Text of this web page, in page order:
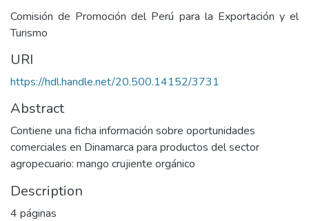
Comisión de Promoción del Perú para la Exportación y el
Turismo
URI
https://hdl.handle.net/20.500.14152/3731
Abstract
Contiene una ficha información sobre oportunidades
comerciales en Dinamarca para productos del sector
agropecuario: mango crujiente orgánico
Description
4 páginas